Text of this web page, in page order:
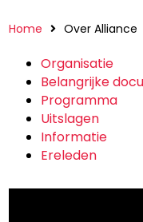
Home Over Alliance
Organisatie
Belangrijke
Programma
Uitslagen
Informatie
Ereleden